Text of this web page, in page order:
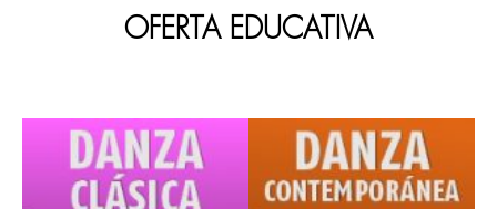
OFERTA EDUCATIVA